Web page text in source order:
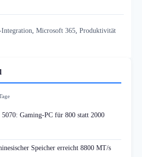
Microsoft 365 Produktivität
Gaming-PC für 800 statt 2000
Speicher erreicht 8800 MT/s